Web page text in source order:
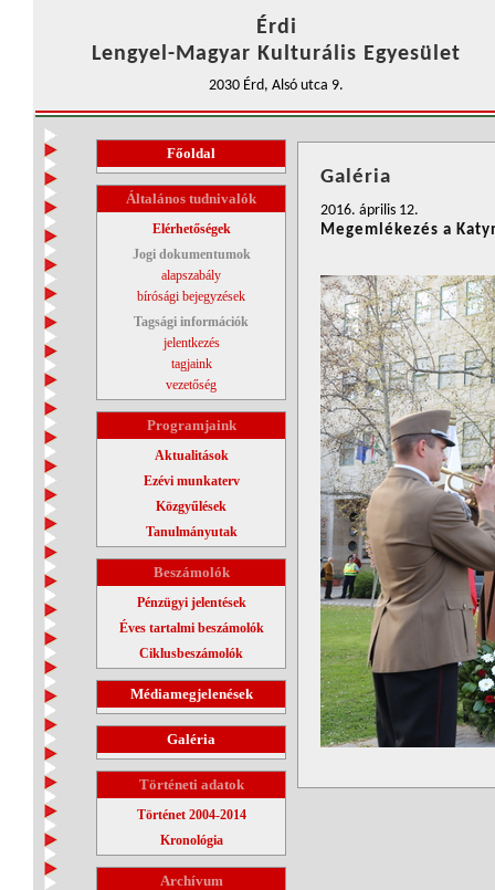
Érdi
Lengyel-Magyar Kulturális Egyesület
2030 Érd, Alsó utca 9.
Főoldal
Általános tudnivalók
Elérhetőségek
Jogi dokumentumok
alapszabály
bírósági bejegyzések
Tagsági információk
jelentkezés
tagjaink
vezetőség
Programjaink
Aktualitások
Ezévi munkaterv
Közgyűlések
Tanulmányutak
Beszámolók
Pénzügyi jelentések
Éves tartalmi beszámolók
Ciklusbeszámolók
Médiamegjelenések
Galéria
Történeti adatok
Történet 2004-2014
Kronológia
Archívum
Galéria
2016. április 12.
Megemlékezés a